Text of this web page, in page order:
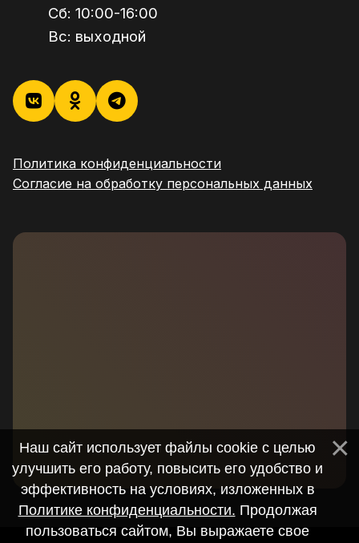
Сб: 10:00-16:00
Вс: выходной
Политика конфиденциальности
Согласие на обработку персональных данных
Наш сайт использует файлы cookie с целью
улучшить его работу, повысить его удобство и
эффективность на условиях, изложенных в
Политике конфиденциальности. Продолжая
пользоваться сайтом, Вы выражаете свое